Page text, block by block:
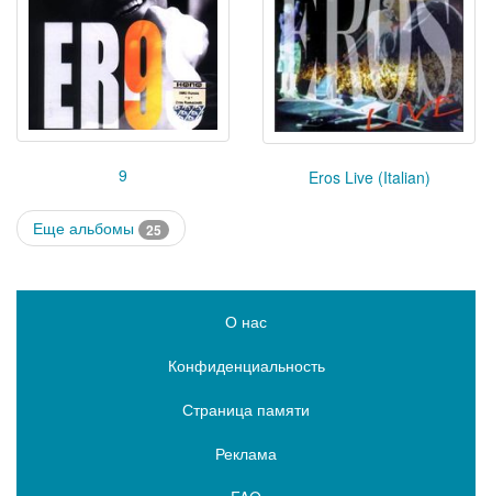
9 Eros Live (Italian)
Еще альбомы 25
О нас
Конфиденциальность
Страница памяти
Реклама